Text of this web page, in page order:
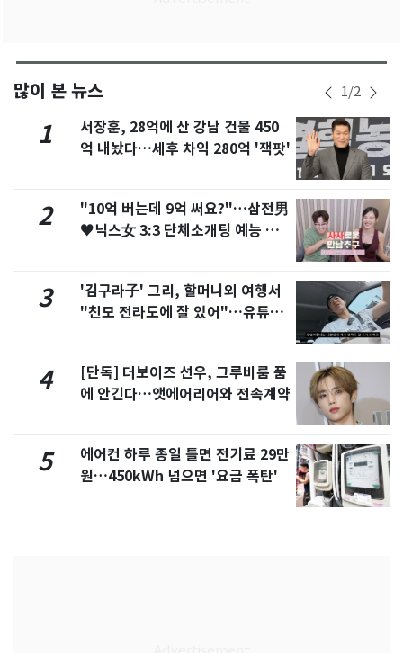
많이 본 뉴스 1/2
1
서장훈, 28억에 산 강남 건물 450
억 내놨다…세후 차익 280억 '잭팟'
2
"10억 버는데 9억 써요?"…삼전男
♥닉스女 3:3 단체소개팅 예능 화
3
'김구라子' 그리, 할머니외 여행서
"친모 전라도에 잘 있어"…유튜브
4
[단독] 더보이즈 선우, 그루비룸 품
에 안긴다…앳에어리어와 전속계약
5
에어컨 하루 종일 틀면 전기료 29만
원…450kWh 넘으면 '요금 폭탄'